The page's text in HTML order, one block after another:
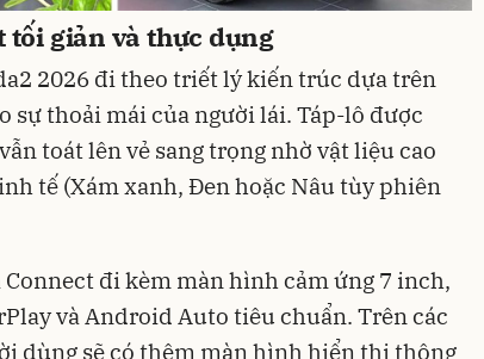
giản và thực dụng
2026 đi theo triết lý kiến trúc dựa trên
sự thoải mái của người lái. Táp-lô được
toát lên vẻ sang trọng nhờ vật liệu cao
tế (Xám xanh, Đen hoặc Nâu tùy phiên
đi kèm màn hình cảm ứng 7 inch,
và Android Auto tiêu chuẩn. Trên các
dùng sẽ có thêm màn hình hiển thị thông